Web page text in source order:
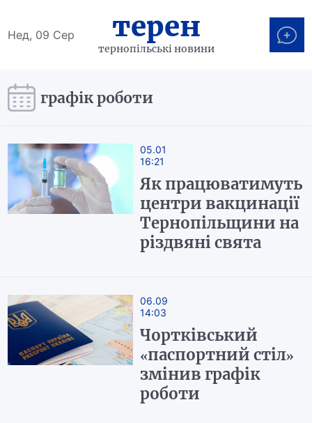
Нед, 09 Сер терен
тернопільські новини
графік роботи
05.01
16:21
Як працюватимуть
центри вакцинації
Тернопільщини на
різдвяні свята
06.09
14:03
Чортківський
«паспортний стіл»
змінив графік
роботи